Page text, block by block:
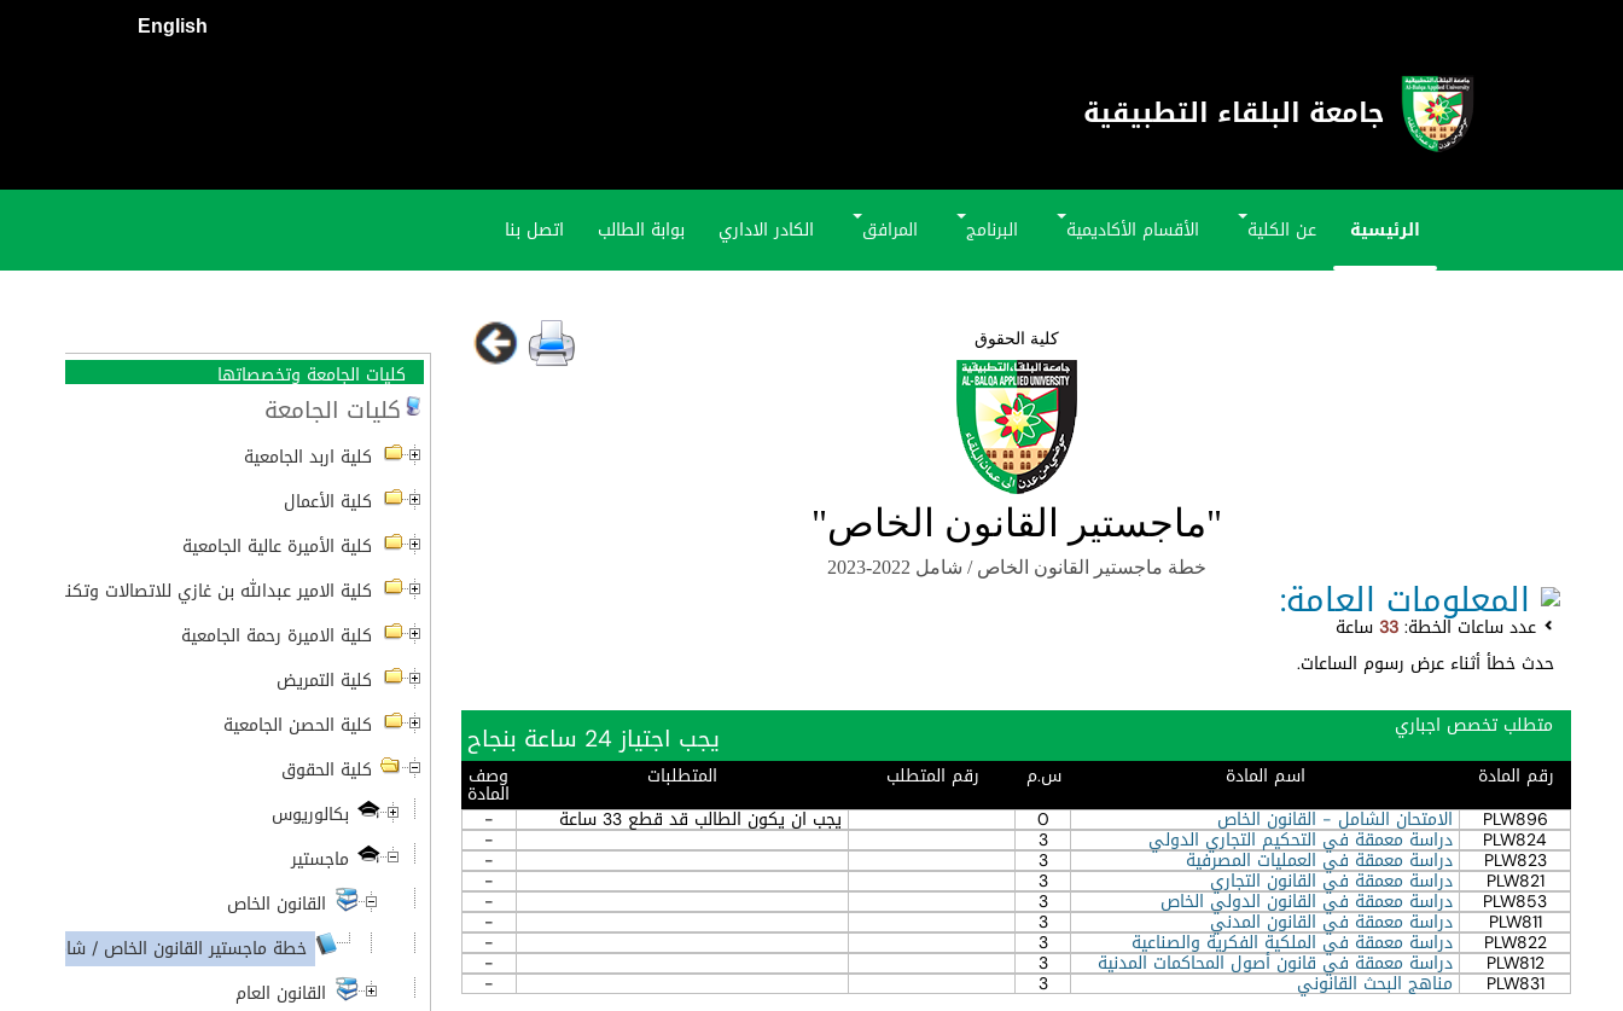
English
جامعة البلقاء التطبيقية
الرئيسية عن الكلية الأقسام الأكاديمية البرنامج المرافق الكادر الاداري بوابة الطالب اتصل بنا
كلية الحقوق
"ماجستير القانون الخاص"
خطة ماجستير القانون الخاص / شامل 2022-2023
المعلومات العامة:
عدد ساعات الخطة:33ساعة
حدث خطأ أثناء عرض رسوم الساعات.
متطلب تخصص اجباري
يجب اجتياز 24 ساعة بنجاح
رقم المادة اسم المادة س.م رقم المتطلب المتطلبات وصف
المادة
PLW896 الامتحان الشامل - القانون الخاص 0 يجب ان يكون الطالب قد قطع 33 ساعة -
PLW824 دراسة معمقة في التحكيم التجاري الدولي 3
-
PLW823 دراسة معمقة في العمليات المصرفية 3
-
PLW821 دراسة معمقة في القانون التجاري 3
-
PLW853 دراسة معمقة في القانون الدولي الخاص 3
-
PLW811 دراسة معمقة في القانون المدني 3
-
PLW822 دراسة معمقة في الملكية الفكرية والصناعية 3
-
PLW812 دراسة معمقة في قانون أصول المحاكمات المدنية 3
-
PLW831 مناهج البحث القانوني 3
-
كليات الجامعة وتخصصاتها
كليات الجامعة
كلية اربد الجامعية
كلية الأعمال
كلية الأميرة عالية الجامعية
كلية الامير عبدالله بن غازي للاتصالات وتكنولوجيا
كلية الاميرة رحمة الجامعية
كلية التمريض
كلية الحصن الجامعية
كلية الحقوق
بكالوريوس
ماجستير
القانون الخاص
خطة ماجستير القانون الخاص / شامل 2022-2023
القانون العام